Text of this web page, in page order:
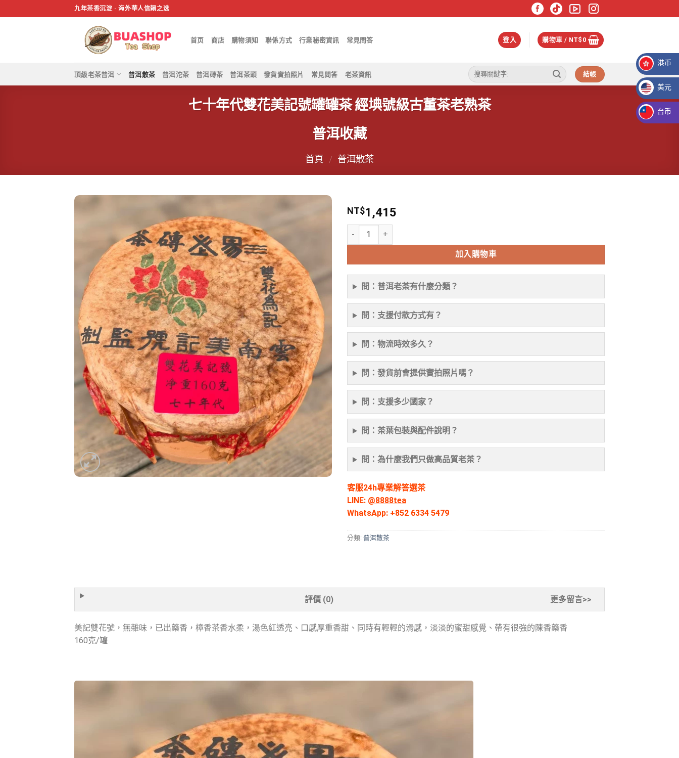
过
九年茶香沉淀 · 海外華人信賴之选
首页 商店 購物須知 聯係方式 行業秘密資訊 常見問答 登入 購物車 / NT$ 0
頂級老茶普洱 普洱散茶 普洱沱茶 普洱磚茶 普洱茶頭 發貨實拍照片 常見問答 老茶資訊
搜
尋
鍵
字:
結帳
七十年代雙花美記號罐罐茶 經㙉號級古董茶老熟茶
普洱收藏
首頁 / 普洱散茶
NT$1,415
七十年代雙花美記號罐罐茶 經㙉號級古董茶老熟茶 數量
加入購物車
問：普洱老茶有什麼分類？
問：支援付款方式有？
問：物流時效多久？
問：發貨前會提供實拍照片嗎？
問：支援多少國家？
問：茶葉包裝與配件說明？
問：為什麼我們只做高品質老茶？
客服24h專業解答選茶
LINE: @8888tea
WhatsApp: +852 6334 5479
分類: 普洱散茶
評價 (0) 更多留言>>
美記雙花號，無雜味，已出藥香，樟香茶香水柔，湯色紅透亮、口感厚重香甜、同時有輕輕的滑感，淡淡的蜜甜感覺、帶有很強的陳香藥香
160克/罐
HKD HK$
港币
USD $
美元
TWD NT$
台币